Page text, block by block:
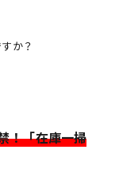
か？
！「在庫一掃